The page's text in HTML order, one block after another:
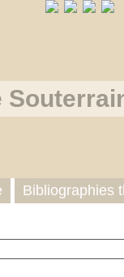
Bibliographies